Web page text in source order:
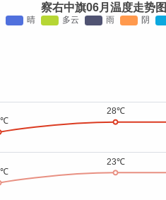
察右中旗06月温度走势图